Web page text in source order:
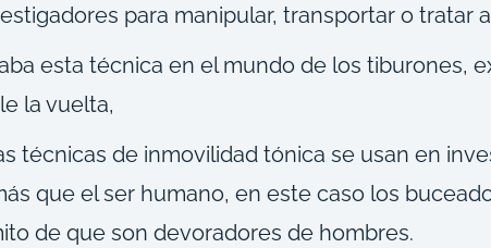
para manipular, transportar o tratar
esta técnica en el mundo de los tiburones,
la vuelta,
técnicas de inmovilidad tónica se usan en
que el ser humano, en este caso los
de que son devoradores de hombres.